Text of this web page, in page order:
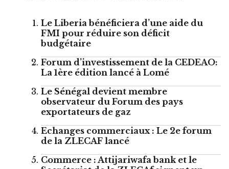
Le Liberia bénéficiera d’une aide du
FMI pour réduire son déficit
budgétaire
Forum d’investissement de la CEDEAO:
La 1ère édition lancé à Lomé
Le Sénégal devient membre
observateur du Forum des pays
exportateurs de gaz
Echanges commerciaux : Le 2e forum
de la ZLECAF lancé
Commerce : Attijariwafa bank et le